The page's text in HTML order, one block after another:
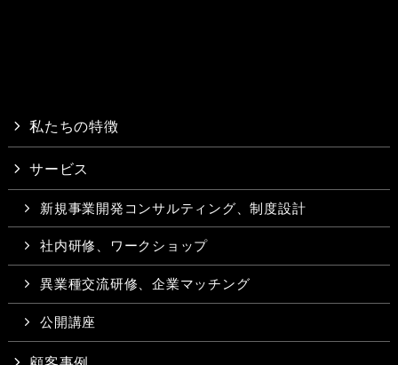
私たちの特徴
サービス
新規事業開発コンサルティング、制度設計
社内研修、ワークショップ
異業種交流研修、企業マッチング
公開講座